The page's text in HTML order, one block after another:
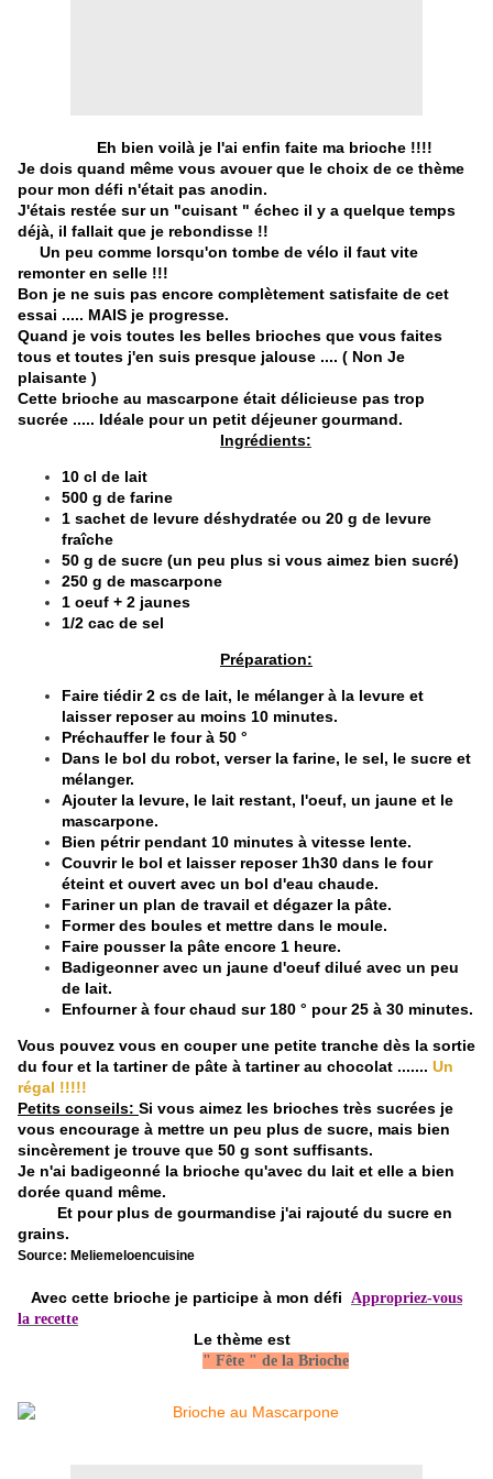
Eh bien voilà je l'ai enfin faite ma brioche !!!!
Je dois quand même vous avouer que le choix de ce thème
pour mon défi n'était pas anodin.
J'étais restée sur un "cuisant " échec il y a quelque temps
déjà, il fallait que je rebondisse !!
Un peu comme lorsqu'on tombe de vélo il faut vite
remonter en selle !!!
Bon je ne suis pas encore complètement satisfaite de cet
essai ..... MAIS je progresse.
Quand je vois toutes les belles brioches que vous faites
tous et toutes j'en suis presque jalouse .... ( Non Je
plaisante )
Cette brioche au mascarpone était délicieuse pas trop
sucrée ..... Idéale pour un petit déjeuner gourmand.
Ingrédients:
10 cl de lait
500 g de farine
1 sachet de levure déshydratée ou 20 g de levure
fraîche
50 g de sucre (un peu plus si vous aimez bien sucré)
250 g de mascarpone
1 oeuf + 2 jaunes
1/2 cac de sel
Préparation:
Faire tiédir 2 cs de lait, le mélanger à la levure et
laisser reposer au moins 10 minutes.
Préchauffer le four à 50 °
Dans le bol du robot, verser la farine, le sel, le sucre et
mélanger.
Ajouter la levure, le lait restant, l'oeuf, un jaune et le
mascarpone.
Bien pétrir pendant 10 minutes à vitesse lente.
Couvrir le bol et laisser reposer 1h30 dans le four
éteint et ouvert avec un bol d'eau chaude.
Fariner un plan de travail et dégazer la pâte.
Former des boules et mettre dans le moule.
Faire pousser la pâte encore 1 heure.
Badigeonner avec un jaune d'oeuf dilué avec un peu
de lait.
Enfourner à four chaud sur 180 ° pour 25 à 30 minutes.
Vous pouvez vous en couper une petite tranche dès la sortie
du four et la tartiner de pâte à tartiner au chocolat ....... Un
régal !!!!!
Petits conseils: Si vous aimez les brioches très sucrées je
vous encourage à mettre un peu plus de sucre, mais bien
sincèrement je trouve que 50 g sont suffisants.
Je n'ai badigeonné la brioche qu'avec du lait et elle a bien
dorée quand même.
Et pour plus de gourmandise j'ai rajouté du sucre en
grains.
Source: Meliemeloencuisine
Avec cette brioche je participe à mon défi Appropriez-vous
la recette
Le thème est
" Fête " de la Brioche